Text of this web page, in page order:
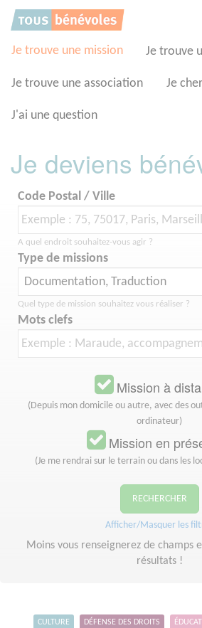
Je trouve une mission Je trouve
Je trouve une association Je
J'ai une question
Je deviens
Code Postal / Ville
A quel endroit souhaitez-vous agir ?
Type de missions
Quel type de mission souhaitez vous réaliser ?
Mots clefs
Mission à
(Depuis mon domicile ou autre, avec des
ordinateur)
Mission en
(Je me rendrai sur le terrain ou dans les
RECHERCHER
Afficher/Masquer les
Moins vous renseignerez de champs
résultats !
CULTURE DÉFENSE DES DROITS
Panneau de gestion des cookies